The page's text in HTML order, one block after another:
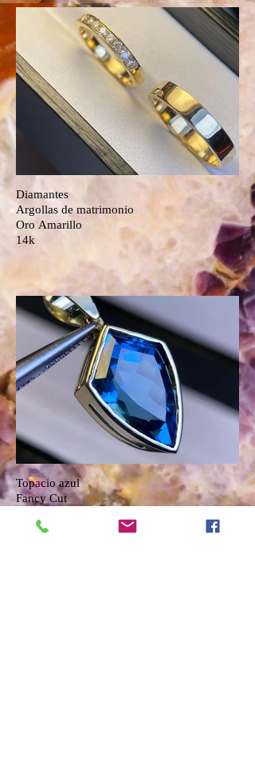
Diamantes
Argollas de matrimonio
Oro Amarillo
14k
Topacio azul
Fancy Cut
Oro Amarillo